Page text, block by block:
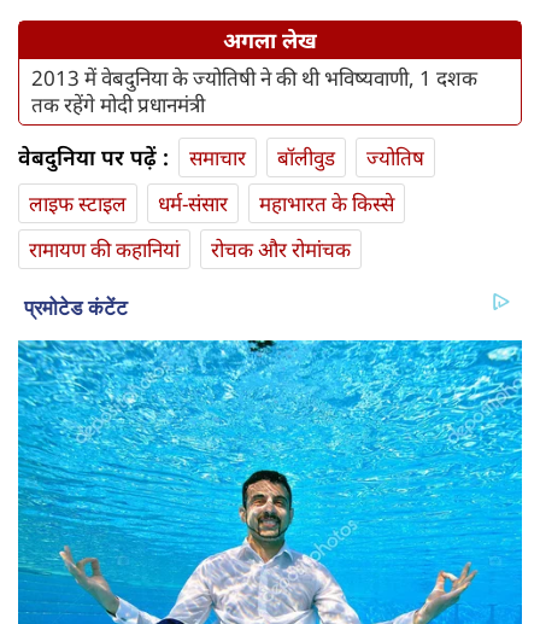
अगला लेख
2013 में वेबदुनिया के ज्योतिषी ने की थी भविष्यवाणी, 1 दशक
तक रहेंगे मोदी प्रधानमंत्री
वेबदुनिया पर पढ़ें : समाचार बॉलीवुड
ज्योतिष
लाइफ स्‍टाइल
धर्म-संसार
महाभारत के किस्से
रामायण की कहानियां
रोचक और रोमांचक